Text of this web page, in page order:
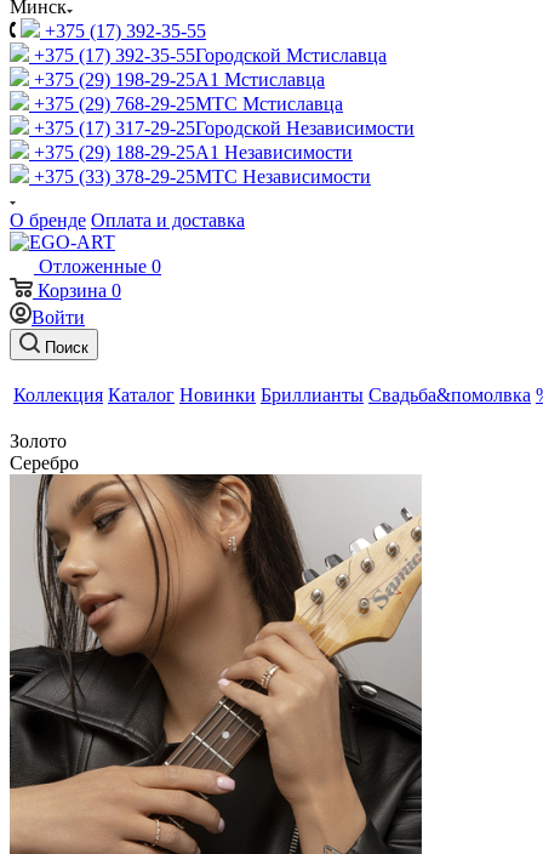
Минск
+375 (17) 392-35-55
+375 (17) 392-35-55Городской Мстиславца
+375 (29) 198-29-25A1 Мстиславца
+375 (29) 768-29-25МТС Мстиславца
+375 (17) 317-29-25Городской Независимости
+375 (29) 188-29-25A1 Независимости
+375 (33) 378-29-25МТС Независимости
О бренде Оплата и доставка
Отложенные 0
Корзина 0
Войти
Поиск
Коллекция Каталог Новинки Бриллианты Свадьба&помолвка
Золото
Серебро